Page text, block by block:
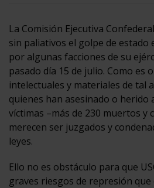
La Comisión Ejecutiva
sin paliativos el golpe de estado
por algunas facciones de su
pasado día 15 de julio. Como es
intelectuales y materiales de tal
quienes han asesinado o herido
víctimas –más de 230 muertos y
merecen ser juzgados y
leyes.
Ello no es obstáculo para que
graves riesgos de represión